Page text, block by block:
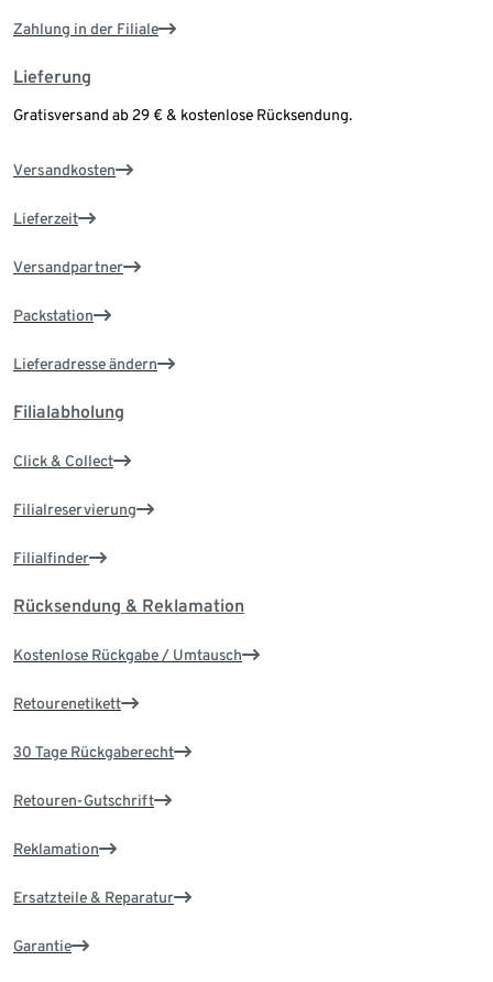
Zahlung in der Filiale
Lieferung
Gratisversand ab 29 € & kostenlose Rücksendung.
Versandkosten
Lieferzeit
Versandpartner
Packstation
Lieferadresse ändern
Filialabholung
Click & Collect
Filialreservierung
Filialfinder
Rücksendung & Reklamation
Kostenlose Rückgabe / Umtausch
Retourenetikett
30 Tage Rückgaberecht
Retouren-Gutschrift
Reklamation
Ersatzteile & Reparatur
Garantie